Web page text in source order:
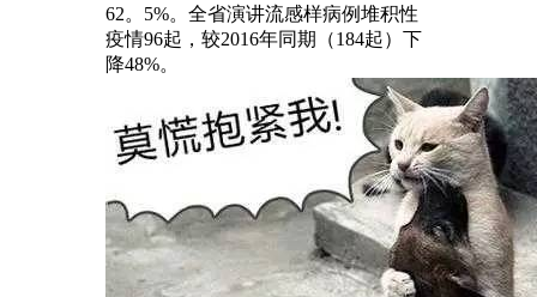
62。5%。全省演讲流感样病例堆积性
疫情96起，较2016年同期（184起）下
降48%。